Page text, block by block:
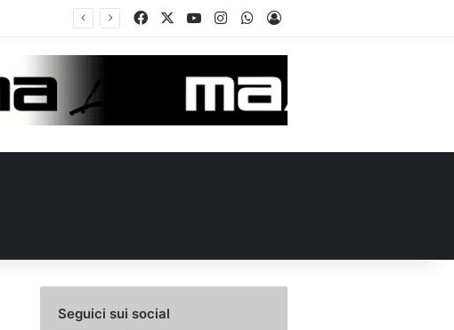
FacebookYou TubeInstagramWhatsApp
Accedi
Seguici sui social